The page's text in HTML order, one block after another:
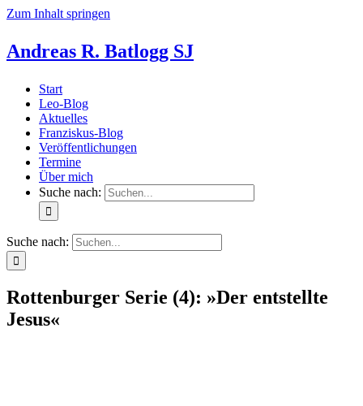
Zum Inhalt springen
Andreas R. Batlogg SJ
Start
Leo-Blog
Aktuelles
Franziskus-Blog
Veröffentlichungen
Termine
Über mich
Suche nach:
Suche nach:
Rottenburger Serie (4): »Der entstellte
Jesus«